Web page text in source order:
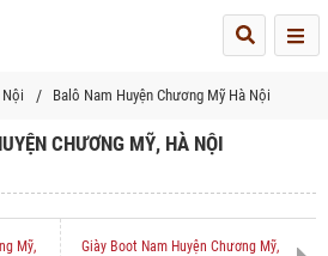
Balô Nam Huyện Chương Mỹ Hà Nội
CHƯƠNG MỸ, HÀ NỘI
Mỹ,
Giày Boot Nam Huyện Chương Mỹ,